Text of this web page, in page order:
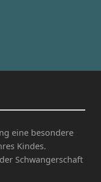
eine besondere
Kindes.
Schwangerschaft